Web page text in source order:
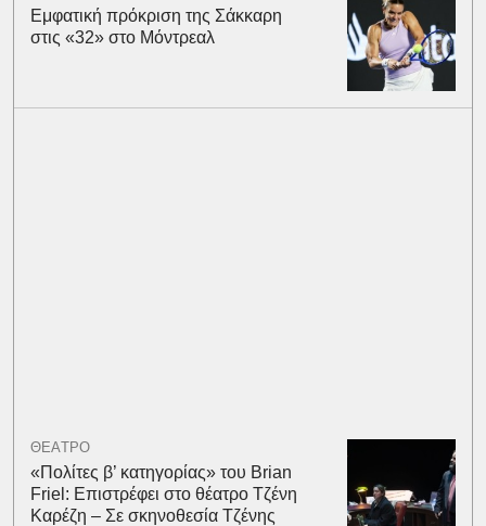
Εμφατική πρόκριση της Σάκκαρη
στις «32» στο Μόντρεαλ
ΘΕΑΤΡΟ
«Πολίτες β’ κατηγορίας» του Brian
Friel: Επιστρέφει στο θέατρο Τζένη
Καρέζη – Σε σκηνοθεσία Τζένης